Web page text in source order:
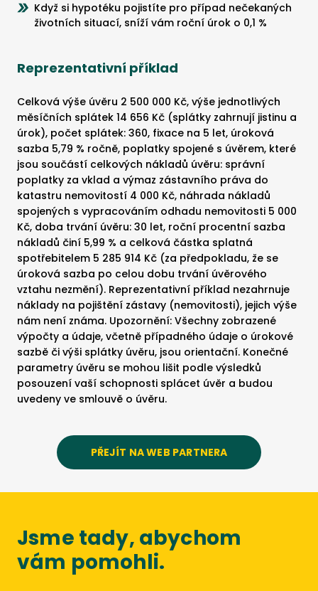
Když si hypotéku pojistíte pro případ nečekaných
životních situací, sníží vám roční úrok o 0,1 %
Reprezentativní příklad
Celková výše úvěru 2 500 000 Kč, výše jednotlivých
měsíčních splátek 14 656 Kč (splátky zahrnují jistinu a
úrok), počet splátek: 360, fixace na 5 let, úroková
sazba 5,79 % ročně, poplatky spojené s úvěrem, které
jsou součástí celkových nákladů úvěru: správní
poplatky za vklad a výmaz zástavního práva do
katastru nemovitostí 4 000 Kč, náhrada nákladů
spojených s vypracováním odhadu nemovitosti 5 000
Kč, doba trvání úvěru: 30 let, roční procentní sazba
nákladů činí 5,99 % a celková částka splatná
spotřebitelem 5 285 914 Kč (za předpokladu, že se
úroková sazba po celou dobu trvání úvěrového
vztahu nezmění). Reprezentativní příklad nezahrnuje
náklady na pojištění zástavy (nemovitosti), jejich výše
nám není známa. Upozornění: Všechny zobrazené
výpočty a údaje, včetně případného údaje o úrokové
sazbě či výši splátky úvěru, jsou orientační. Konečné
parametry úvěru se mohou lišit podle výsledků
posouzení vaší schopnosti splácet úvěr a budou
uvedeny ve smlouvě o úvěru.
PŘEJÍT NA WEB PARTNERA
Jsme tady, abychom
vám pomohli.